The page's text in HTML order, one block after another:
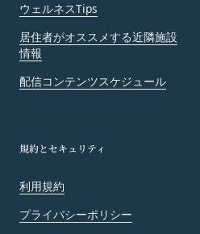
ウェルネスTips
居住者がオススメする近隣施設
情報
配信コンテンツスケジュール
規約とセキュリティ
利用規約
プライバシーポリシー
いものとします。
本サービスのコンテンツその
一部を権利者の許可なく使
、転送、配布、掲示、販売、
責任と費用においてかかる
ものとします。
提供物に関する知的財産権